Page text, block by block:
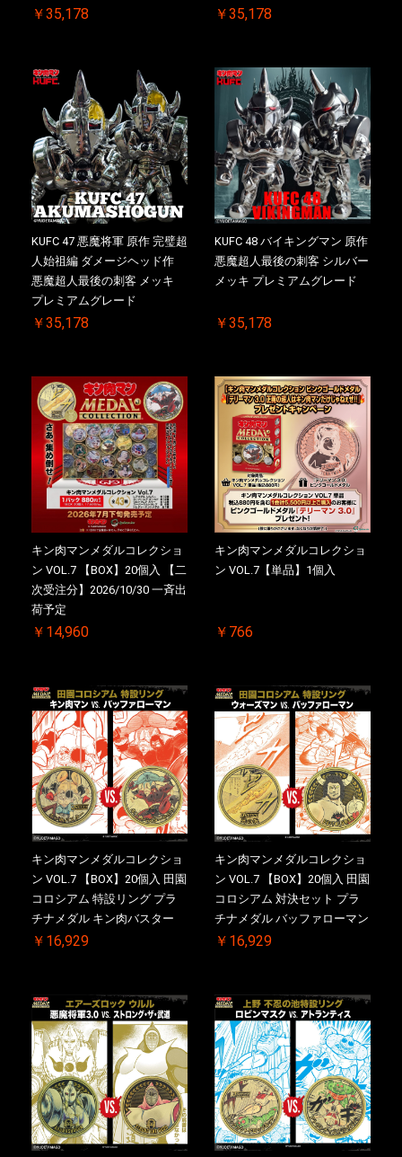
￥35,178 ￥35,178
KUFC 47 悪魔将軍 原作 完璧超
人始祖編 ダメージヘッド作
悪魔超人最後の刺客 メッキ
プレミアムグレード
￥35,178
KUFC 48 バイキングマン 原作
悪魔超人最後の刺客 シルバー
メッキ プレミアムグレード
￥35,178
キン肉マンメダルコレクショ
ン VOL.7 【BOX】20個入 【二
次受注分】2026/10/30 一斉出
荷予定
￥14,960
キン肉マンメダルコレクショ
ン VOL.7【単品】1個入
￥766
キン肉マンメダルコレクショ
ン VOL.7 【BOX】20個入 田園
コロシアム 特設リング プラ
チナメダル キン肉バスター
VS. キン肉バスターやぶり ケ
【二次受注分】2026/10/30 一
斉出荷予定
￥16,929
キン肉マンメダルコレクショ
ン VOL.7 【BOX】20個入 田園
コロシアム 対決セット プラ
チナメダル バッファローマン
2.0 顎髭 Ver. VS. 光の矢 ケー
【二次受注分】2026/10/30 一
斉出荷予定
￥16,929